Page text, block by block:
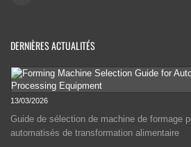
DERNIÈRES ACTUALITÉS
13/03/2026
Guide de sélection de machine de formage
automatisés de transformation alimentaire